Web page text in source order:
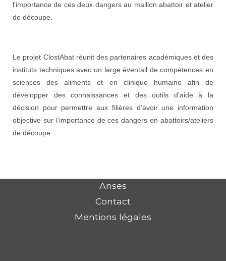
l'importance de ces deux dangers au maillon abattoir et atelier
de découpe.
Le projet ClostAbat réunit des partenaires académiques et des
instituts techniques avec un large éventail de compétences en
sciences des aliments et en clinique humaine afin de
développer des connaissances et des outils d'aide à la
décision pour permettre aux filières d’avoir une information
objective sur l’importance de ces dangers en abattoirs/ateliers
de découpe.
Anses
Contact
Mentions légales